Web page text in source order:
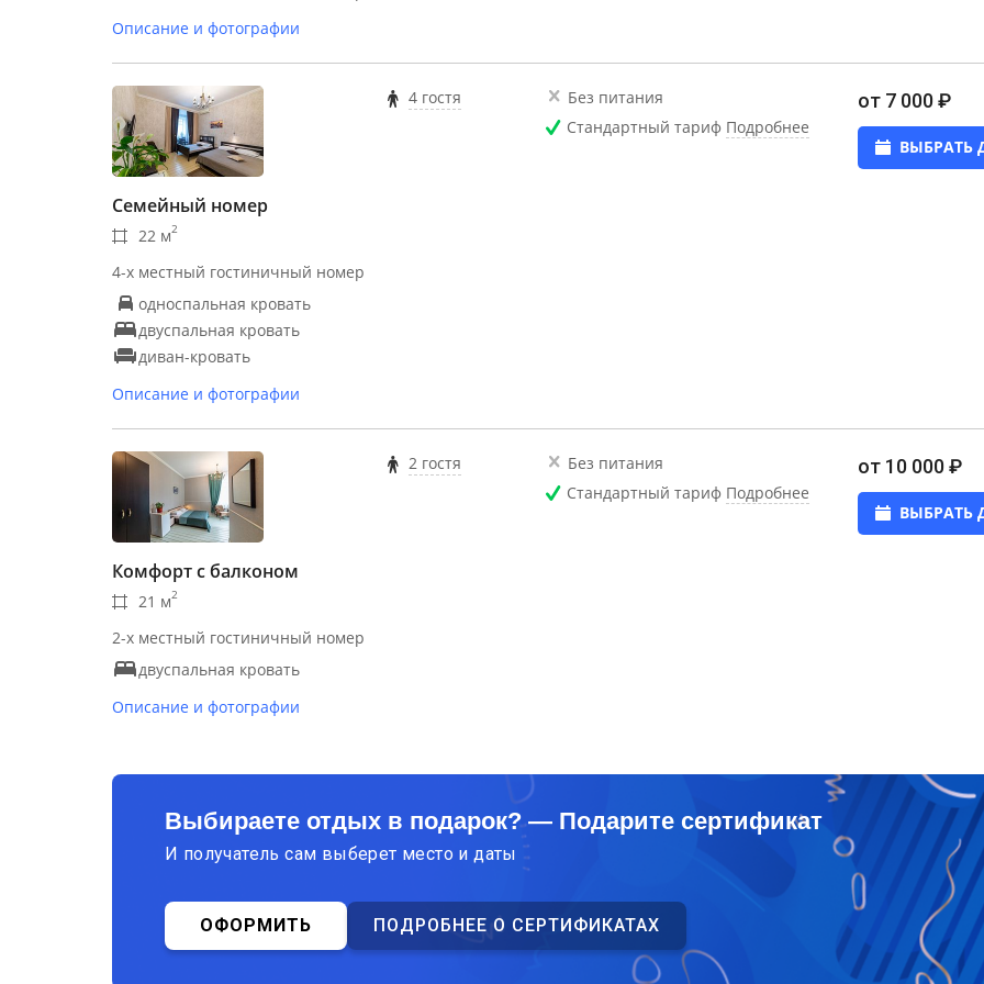
Описание и фотографии
Семейный номер
22 м2
4-х местный гостиничный номер
односпальная кровать
двуспальная кровать
диван-кровать
Описание и фотографии
4 гостя
Без питания
Стандартный тариф Подробнее
от 7 000 ₽
ВЫБРАТЬ
Комфорт с балконом
21 м2
2-х местный гостиничный номер
двуспальная кровать
Описание и фотографии
2 гостя
Без питания
Стандартный тариф Подробнее
от 10 000 ₽
ВЫБРАТЬ
Выбираете отдых в подарок? — Подарите сертификат
И получатель сам выберет место и даты
ОФОРМИТЬ ПОДРОБНЕЕ О СЕРТИФИКАТАХ